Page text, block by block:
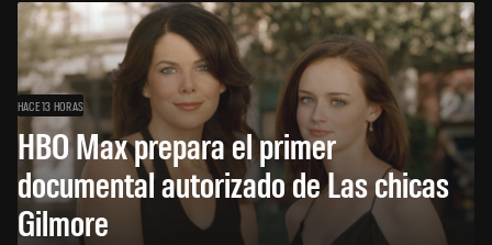
HACE 13 HORAS
HBO Max prepara el primer
documental autorizado de Las chicas
Gilmore